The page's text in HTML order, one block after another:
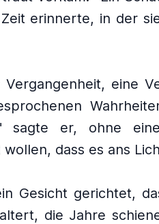
erinnerte, in der
eine
sagte er, ohne
dass es ans
Gesicht gerichtet,
die Jahre